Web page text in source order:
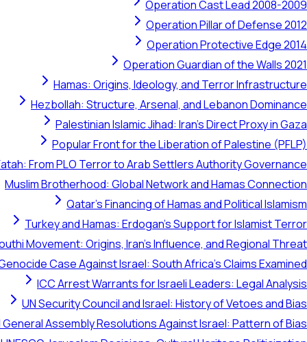
Operation Cast Lead 2008-2009
Operation Pillar of Defense 2012
Operation Protective Edge 2014
Operation Guardian of the Walls 2021
Hamas: Origins, Ideology, and Terror Infrastructure
Hezbollah: Structure, Arsenal, and Lebanon Dominance
Palestinian Islamic Jihad: Iran's Direct Proxy in Gaza
Popular Front for the Liberation of Palestine (PFLP)
From PLO Terror to Arab Settlers Authority Governance
Muslim Brotherhood: Global Network and Hamas Connection
Qatar's Financing of Hamas and Political Islamism
Turkey and Hamas: Erdogan's Support for Islamist Terror
Movement: Origins, Iran's Influence, and Regional Threat
Case Against Israel: South Africa's Claims Examined
ICC Arrest Warrants for Israeli Leaders: Legal Analysis
UN Security Council and Israel: History of Vetoes and Bias
General Assembly Resolutions Against Israel: Pattern of Bias